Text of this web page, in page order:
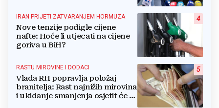
4
IRAN PRIJETI ZATVARANJEM HORMUZA
Nove tenzije podigle cijene
nafte: Hoće li utjecati na cijene
goriva u BiH?
5
RASTU MIROVINE I DODACI
Vlada RH popravlja položaj
branitelja: Rast najnižih mirovina
i ukidanje smanjenja osjetit će se